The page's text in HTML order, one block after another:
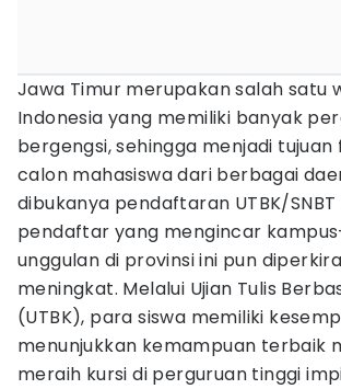
Jawa Timur merupakan salah satu
Indonesia yang memiliki banyak
bergengsi, sehingga menjadi
calon mahasiswa dari berbagai
dibukanya pendaftaran UTBK/SNBT
pendaftar yang mengincar
unggulan di provinsi ini pun
meningkat. Melalui Ujian Tulis
(UTBK), para siswa memiliki
menunjukkan kemampuan terbaik
meraih kursi di perguruan tinggi